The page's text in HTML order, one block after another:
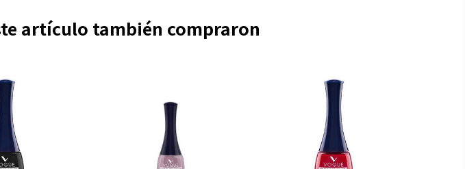
artículo también compraron